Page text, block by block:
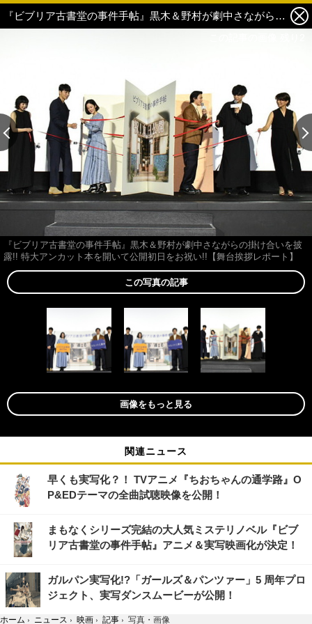
『ビブリア古書堂の事件手帖』黒木＆野村が劇中さながらの掛け合いを披露!! 特大アンカット本を開いて公開初日をお祝い!!【舞台挨拶レポート】 3枚目の写真・画像
『ビブリア古書堂の事件手帖』黒木＆野村が劇中さながらの掛け合いを披
露!! 特大アンカット本を開いて公開初日をお祝い!!【舞台挨拶レポート】
この写真の記事
画像をもっと見る
関連ニュース
早くも実写化？！ TVアニメ『ちおちゃんの通学路』O
P&EDテーマの全曲試聴映像を公開！
まもなくシリーズ完結の大人気ミステリノベル『ビブ
リア古書堂の事件手帖』アニメ＆実写映画化が決定！
ガルパン実写化!?「ガールズ＆パンツァー」5 周年プロ
ジェクト、実写ダンスムービーが公開！
ホーム › ニュース › 映画 › 記事 › 写真・画像